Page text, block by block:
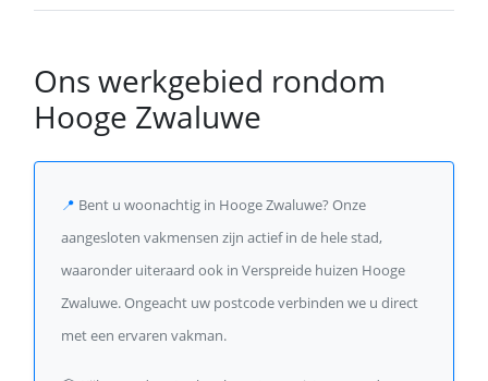
Ons werkgebied rondom
Hooge Zwaluwe
📍 Bent u woonachtig in Hooge Zwaluwe? Onze
aangesloten vakmensen zijn actief in de hele stad,
waaronder uiteraard ook in Verspreide huizen Hooge
Zwaluwe. Ongeacht uw postcode verbinden we u direct
met een ervaren vakman.